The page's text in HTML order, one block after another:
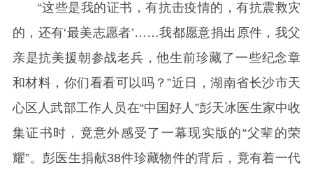
“这些是我的证书，有抗击疫情的，有抗震救灾
的，还有‘最美志愿者’……我都愿意捐出原件，我父
亲是抗美援朝参战老兵，他生前珍藏了一些纪念章
和材料，你们看看可以吗？”近日，湖南省长沙市天
心区人武部工作人员在“中国好人”彭天冰医生家中收
集证书时，竟意外感受了一幕现实版的“父辈的荣
耀”。彭医生捐献38件珍藏物件的背后，竟有着一代